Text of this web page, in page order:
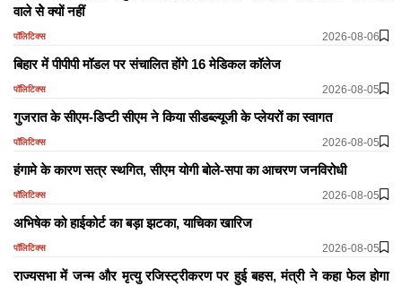
वाले सेे क्यों नहीं
पॉलिटिक्स 2026-08-06
बिहार में पीपीपी मॉडल पर संचालित होंगे 16 मेडिकल कॉलेज
पॉलिटिक्स 2026-08-05
गुजरात के सीएम-डिप्टी सीएम ने किया सीडब्ल्यूजी के प्लेयरों का स्वागत
पॉलिटिक्स 2026-08-05
हंगामे के कारण सत्र स्थगित, सीएम योगी बोले-सपा का आचरण जनविरोधी
पॉलिटिक्स 2026-08-05
अभिषेक को हाईकोर्ट का बड़ा झटका, याचिका खारिज
पॉलिटिक्स 2026-08-05
राज्यसभा में जन्म और मृत्यु रजिस्ट्रीकरण पर हुई बहस, मंत्री ने कहा फेल होगा